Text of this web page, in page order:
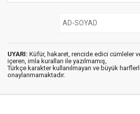
UYARI: Küfür, hakaret, rencide edici cümleler
içeren, imla kuralları ile yazılmamış,
Türkçe karakter kullanılmayan ve büyük
onaylanmamaktadır.